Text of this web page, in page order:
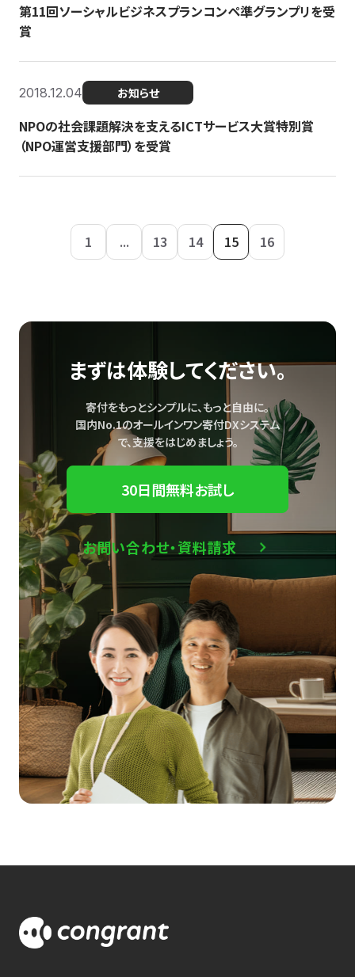
第11回ソーシャルビジネスプランコンペ準グランプリを受
賞
2018.12.04 お知らせ
NPOの社会課題解決を支えるICTサービス大賞特別賞
（NPO運営支援部門）を受賞
1 ... 13 14 15 16
まずは体験してください。
寄付をもっとシンプルに、もっと自由に。
国内No.1のオールインワン寄付DXシステム
で、支援をはじめましょう。
30日間無料お試し
お問い合わせ・資料請求